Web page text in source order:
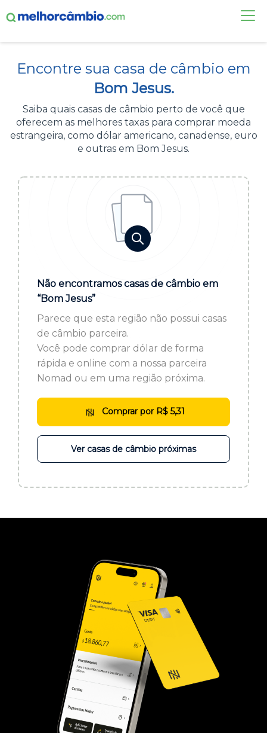
CASAS DE CÂMBIO
DÓLAR HOJE
ALERTA DE CÂMBIO
Acesse sua conta:
BROKER DE OFERTAS
ou cadastre-se se ainda não tem registro:
Encontre sua casa de câmbio em
Bom Jesus.
Saiba quais casas de câmbio perto de você que
oferecem as melhores taxas para comprar moeda
estrangeira, como dólar americano, canadense, euro
e outras em Bom Jesus.
Não encontramos casas de câmbio em
“Bom Jesus”
Parece que esta região não possui casas
de câmbio parceira.
Você pode comprar dólar de forma
rápida e online com a nossa parceira
Nomad ou em uma região próxima.
Comprar por R$ 5,31
Ver casas de câmbio próximas